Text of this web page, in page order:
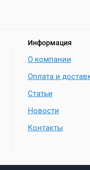
Информация
О компании
Оплата и
Статьи
Новости
Контакты